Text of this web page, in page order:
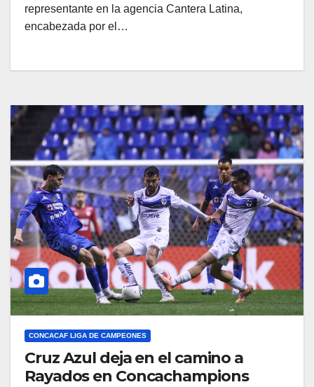
representante en la agencia Cantera Latina,
encabezada por el…
CONCACAF LIGA DE CAMPEONES
Cruz Azul deja en el camino a
Rayados en Concachampions